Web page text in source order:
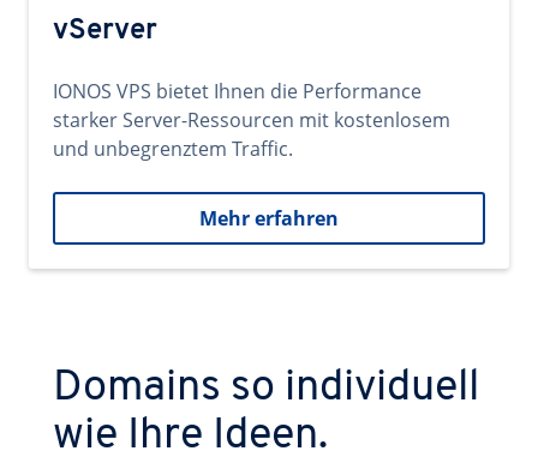
vServer
IONOS VPS bietet Ihnen die Performance
starker Server-Ressourcen mit kostenlosem
und unbegrenztem Traffic.
Mehr erfahren
Domains so individuell
wie Ihre Ideen.